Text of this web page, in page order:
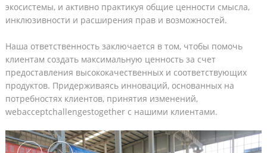
экосистемы, и активно практикуя общие ценности смысла,
инклюзивности и расширения прав и возможностей.
Наша ответственность заключается в том, чтобы помочь
клиентам создать максимальную ценность за счет
предоставления высококачественных и соответствующих
продуктов. Придерживаясь инноваций, основанных на
потребностях клиентов, принятия изменений,
webacceptchallengestogether с нашими клиентами.